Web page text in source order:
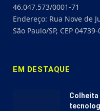
46.047.573/0001-71
Endereço: Rua Nove de
São Paulo/SP, CEP
EM DESTAQUE
Colheita